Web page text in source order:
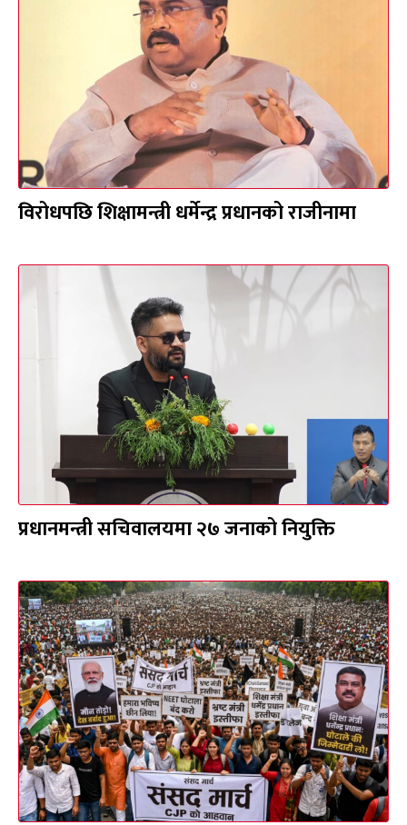
विरोधपछि शिक्षामन्त्री धर्मेन्द्र प्रधानको राजीनामा
प्रधानमन्त्री सचिवालयमा २७ जनाको नियुक्ति